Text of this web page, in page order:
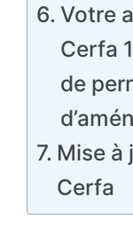
Votre
Cerfa
de
Mise à
Cerfa